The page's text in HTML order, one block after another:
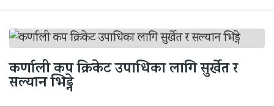
कर्णाली कप क्रिकेट उपाधिका लागि सुर्खेत र
सल्यान भिड्ने